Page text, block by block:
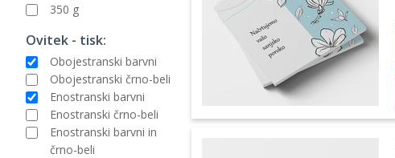
350 g
Ovitek - tisk:
Obojestranski barvni
Obojestranski črno-beli
Enostranski barvni
Enostranski črno-beli
Enostranski barvni in
črno-beli